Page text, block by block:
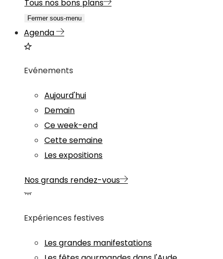
Tous nos bons plans
Fermer sous-menu
Agenda
Evénements
Aujourd'hui
Demain
Ce week-end
Cette semaine
Les expositions
Nos grands rendez-vous
Expériences festives
Les grandes manifestations